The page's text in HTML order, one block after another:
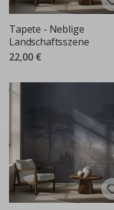
Tapete - Neblige
Landschaftsszene
22,00 €